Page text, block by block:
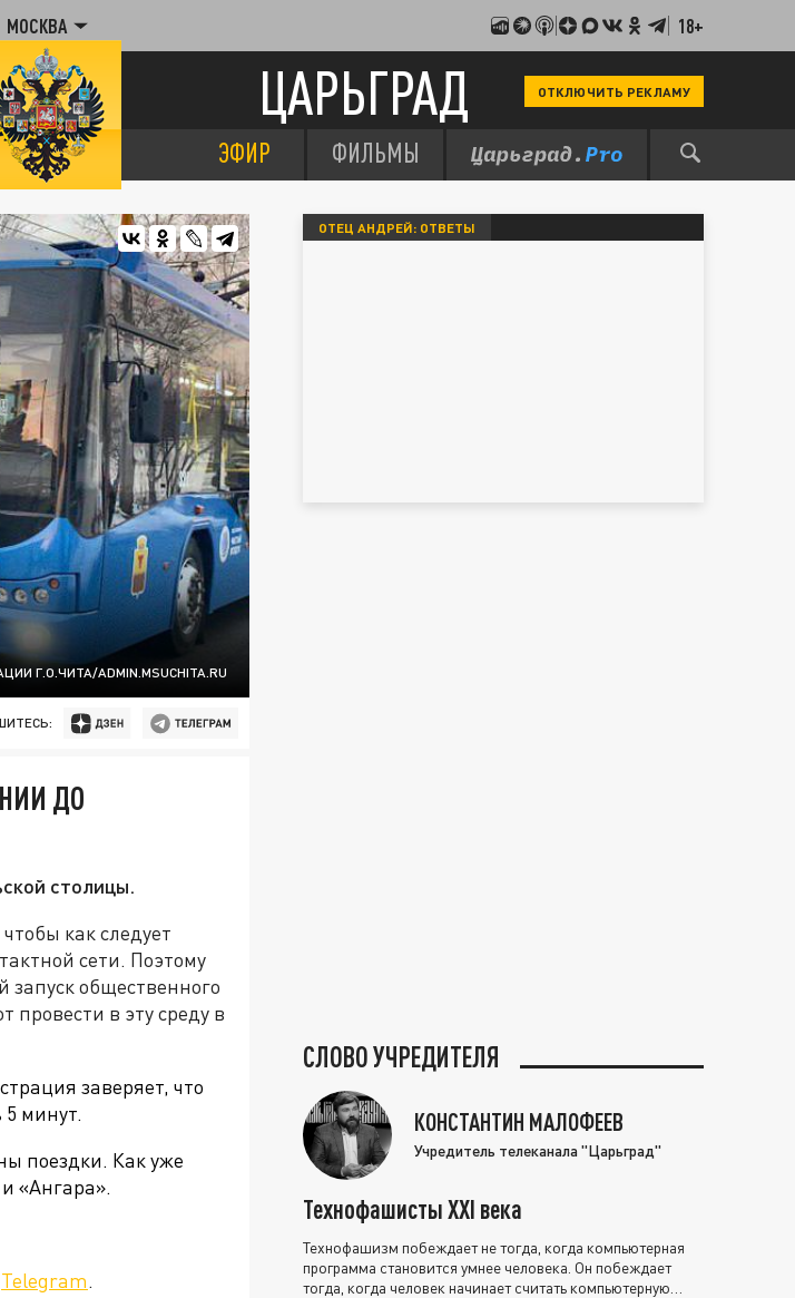
МОСКВА 18+
ЦАРЬГРАД ОТКЛЮЧИТЬ РЕКЛАМУ
ЭФИР ФИЛЬМЫ
Г.О.ЧИТА/ADMIN.MSUCHITA.RU
ДО
столицы.
как следует
сети. Поэтому
общественного
в эту среду в
заверяет, что
минут.
поездки. Как уже
«Ангара».
Telegram.
ОТЕЦ АНДРЕЙ: ОТВЕТЫ
СЛОВО УЧРЕДИТЕЛЯ
КОНСТАНТИН МАЛОФЕЕВ
Учредитель телеканала "Царьград"
Технофашисты XXI века
Технофашизм побеждает не тогда, когда компьютерная
программа становится умнее человека. Он побеждает
тогда, когда человек начинает считать компьютерную